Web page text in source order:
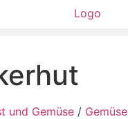
und Gemüse / Gemüse